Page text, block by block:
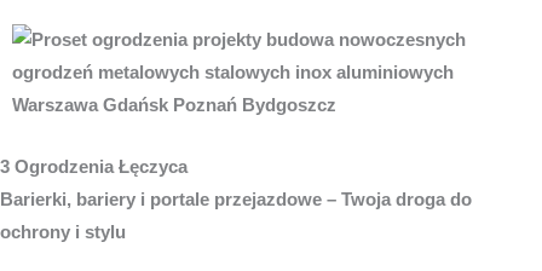
3 Ogrodzenia Łęczyca
Barierki, bariery i portale przejazdowe – Twoja droga do
ochrony i stylu